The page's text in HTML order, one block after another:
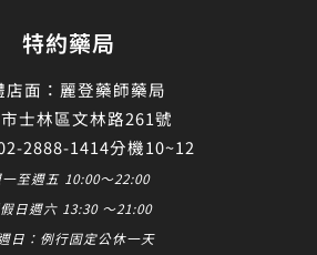
特約藥局
店面：麗登藥師藥局
士林區文林路261號
2888-1414分機10~12
一至週五 10:00～22:00
日週六 13:30 ～21:00
日：例行固定公休一天